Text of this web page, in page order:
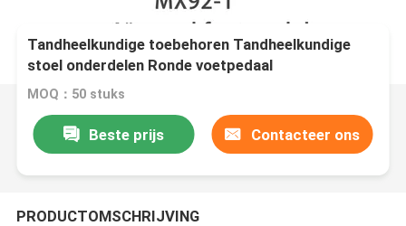
Tandheelkundige toebehoren Tandheelkundige
stoel onderdelen Ronde voetpedaal
MOQ：50 stuks
Beste prijs Contacteer ons
PRODUCTOMSCHRIJVING